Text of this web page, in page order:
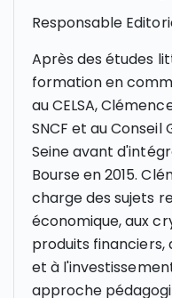
Responsable
Après des études
formation en
au CELSA,
SNCF et au
Seine avant
Bourse en 2015.
charge des sujets
économique, aux
produits financiers,
et à
approche